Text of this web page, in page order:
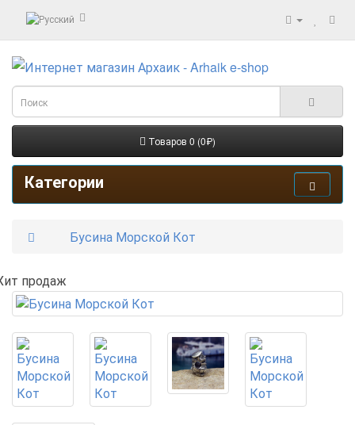
Товаров 0 (0₽)
Категории
Бусина Морской Кот
продаж